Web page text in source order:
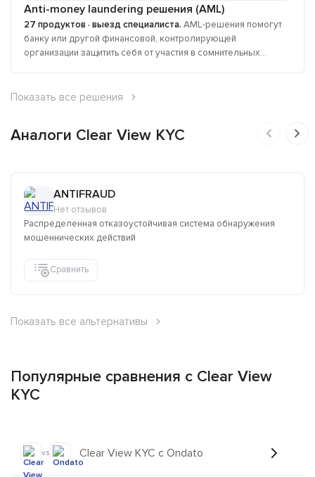
Anti-money laundering решения (AML)
27 продуктов · выезд специалиста. AML-решения помогут
банку или другой финансовой, контролирующей
организации защитить себя от участия в сомнительных...
Показать все решения
Аналоги Clear View KYC
ANTIFRAUD
Нет отзывов
Распределенная отказоустойчивая система обнаружения
мошеннических действий
Сравнить
Показать все альтернативы
Популярные сравнения с Clear View
KYC
vs Clear View KYC с Ondato